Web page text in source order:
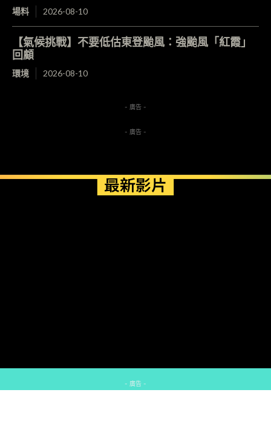
場料 2026-08-10
【氣候挑戰】不要低估東登颱風：強颱風「紅霞」
回顧
環境 2026-08-10
- 廣告 -
- 廣告 -
最新影片
- 廣告 -